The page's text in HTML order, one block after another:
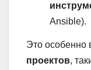
Ansible).
Это особенно
проектов,